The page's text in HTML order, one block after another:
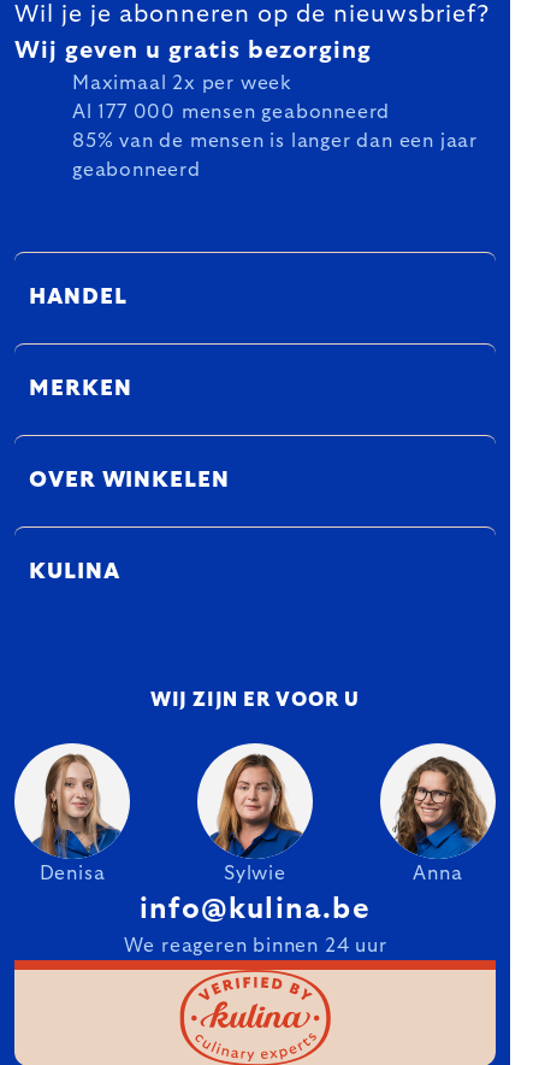
Wil je je abonneren op de nieuwsbrief?
Wij geven u gratis bezorging
Maximaal 2x per week
Al 177 000 mensen geabonneerd
85% van de mensen is langer dan een jaar
geabonneerd
HANDEL
MERKEN
OVER WINKELEN
KULINA
WIJ ZIJN ER VOOR U
Denisa Sylwie Anna
info@kulina.be
We reageren binnen 24 uur